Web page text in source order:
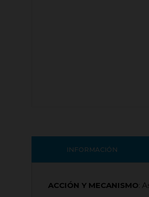
INFORMACIÓN
ACCIÓN Y MECANISMO: